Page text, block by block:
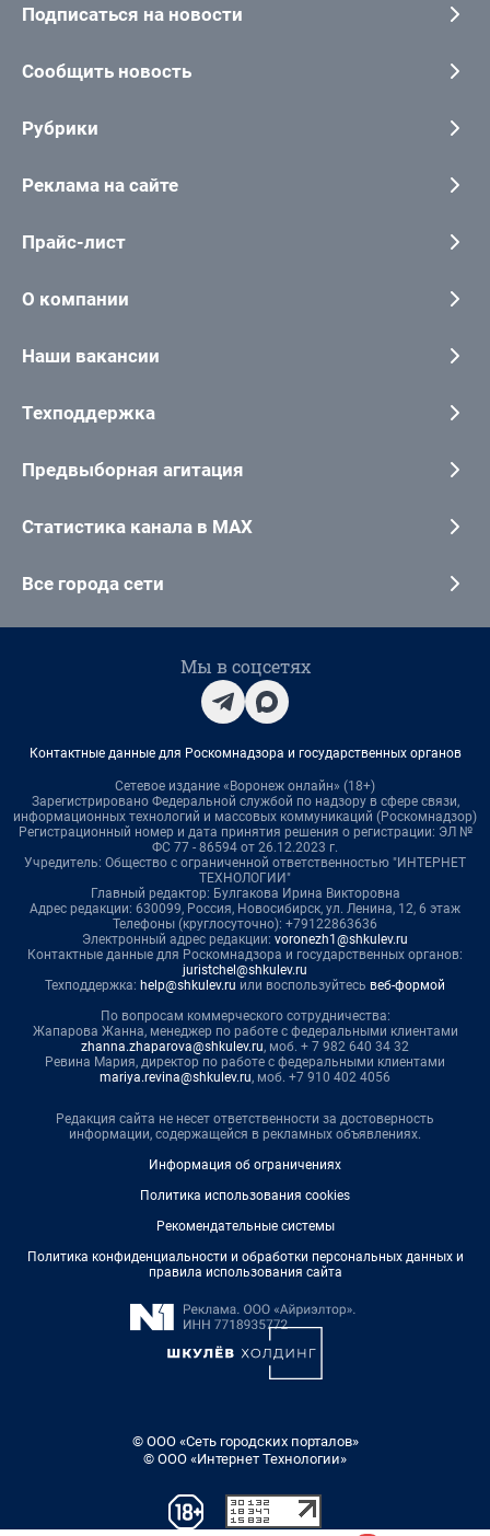
Подписаться на новости
Сообщить новость
Рубрики
Реклама на сайте
Прайс-лист
О компании
Наши вакансии
Техподдержка
Предвыборная агитация
Статистика канала в MAX
Все города сети
Мы в соцсетях
Контактные данные для Роскомнадзора и государственных органов
Сетевое издание «Воронеж онлайн» (18+)
Зарегистрировано Федеральной службой по надзору в сфере связи,
информационных технологий и массовых коммуникаций (Роскомнадзор)
Регистрационный номер и дата принятия решения о регистрации: ЭЛ №
ФС 77 - 86594 от 26.12.2023 г.
Учредитель: Общество с ограниченной ответственностью "ИНТЕРНЕТ
ТЕХНОЛОГИИ"
Главный редактор: Булгакова Ирина Викторовна
Адрес редакции: 630099, Россия, Новосибирск, ул. Ленина, 12, 6 этаж
Телефоны (круглосуточно): +79122863636
Электронный адрес редакции: voronezh1@shkulev.ru
Контактные данные для Роскомнадзора и государственных органов:
juristchel@shkulev.ru
Техподдержка: help@shkulev.ru или воспользуйтесь веб-формой
По вопросам коммерческого сотрудничества:
Жапарова Жанна, менеджер по работе с федеральными клиентами
zhanna.zhaparova@shkulev.ru, моб. + 7 982 640 34 32
Ревина Мария, директор по работе с федеральными клиентами
mariya.revina@shkulev.ru, моб. +7 910 402 4056
Редакция сайта не несет ответственности за достоверность
информации, содержащейся в рекламных объявлениях.
Информация об ограничениях
Политика использования cookies
Рекомендательные системы
Политика конфиденциальности и обработки персональных данных и
правила использования сайта
© ООО «Сеть городских порталов»
© ООО «Интернет Технологии»